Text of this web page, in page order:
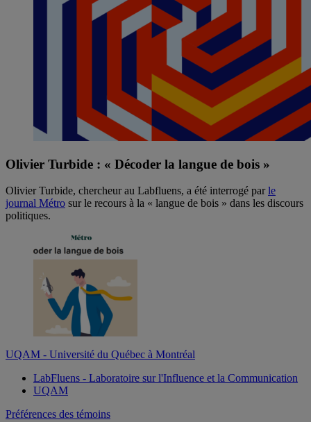
Olivier Turbide : « Décoder la langue de bois »
Olivier Turbide, chercheur au Labfluens, a été interrogé parle
journal Métro sur le recours à la « langue de bois » dans les discours
politiques.
UQAM - Université du Québec à Montréal
LabFluens - Laboratoire sur l'Influence et la Communication
UQAM
Préférences des témoins